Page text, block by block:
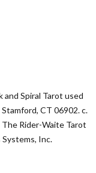
Spiral Tarot used
CT 06902. c.
The Rider-Waite Tarot
Systems, Inc.